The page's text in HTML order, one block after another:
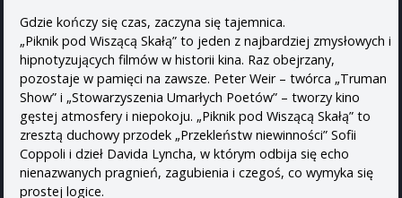
Gdzie kończy się czas, zaczyna się tajemnica.
„Piknik pod Wiszącą Skałą” to jeden z najbardziej zmysłowych i
hipnotyzujących filmów w historii kina. Raz obejrzany,
pozostaje w pamięci na zawsze. Peter Weir – twórca „Truman
Show” i „Stowarzyszenia Umarłych Poetów” – tworzy kino
gęstej atmosfery i niepokoju. „Piknik pod Wiszącą Skałą” to
zresztą duchowy przodek „Przekleństw niewinności” Sofii
Coppoli i dzieł Davida Lyncha, w którym odbija się echo
nienazwanych pragnień, zagubienia i czegoś, co wymyka się
prostej logice.